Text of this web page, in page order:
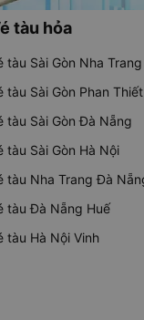
tàu hỏa
tàu Sài Gòn Nha Trang
tàu Sài Gòn Phan Thiết
tàu Sài Gòn Đà Nẵng
tàu Sài Gòn Hà Nội
tàu Nha Trang Đà
tàu Đà Nẵng Huế
tàu Hà Nội Vinh